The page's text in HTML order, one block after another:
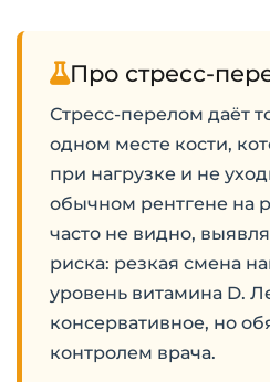
Про стресс-
Стресс-перелом даёт
одном месте кости,
при нагрузке и не
обычном рентгене на
часто не видно,
риска: резкая смена
уровень витамина D.
консервативное, но
контролем врача.